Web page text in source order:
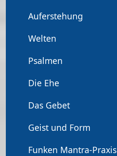
Auferstehung
Welten
Psalmen
Die Ehe
Das Gebet
Geist und Form
Funken Mantra-Praxis